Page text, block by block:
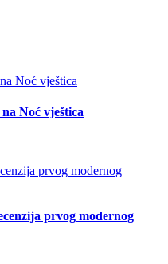
Noć vještica
prvog modernog